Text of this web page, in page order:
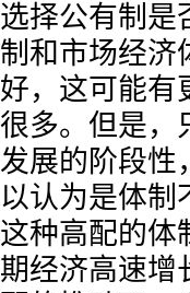
选择公有制是
制和市场经济
好，这可能有
很多。但是，
发展的阶段性
以认为是体制
这种高配的体
期经济高速增